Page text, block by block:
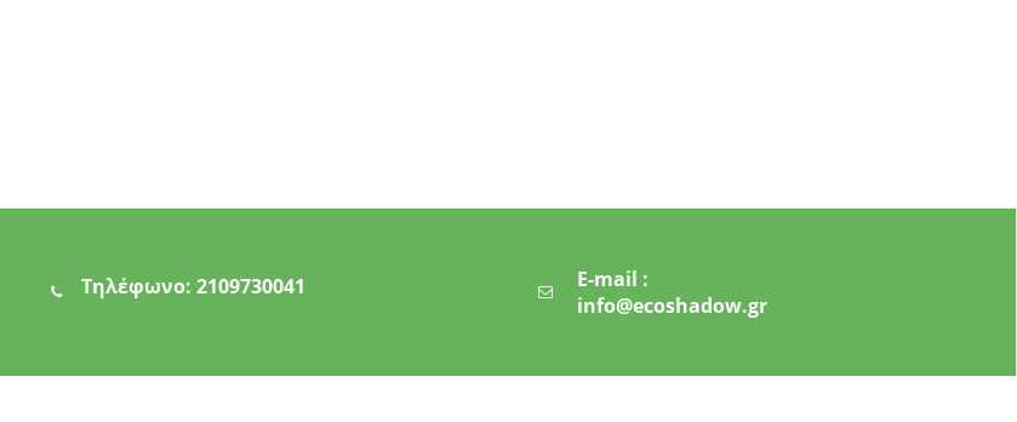
Τηλέφωνο:2109730041
E-mail :
info@ecoshadow.gr